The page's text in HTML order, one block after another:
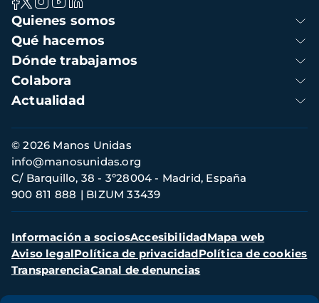
Navegación
principal
Quienes somos
Qué hacemos
Dónde trabajamos
Colabora
Actualidad
Información
de
contacto
© 2026 Manos Unidas
C/ Barquillo, 38 - 3º28004 - Madrid, España
900 811 888
BIZUM 33439
info@manosunidas.org
Menú
secundario
Información a sociosAccesibilidadMapa web
Aviso legalPolítica de privacidadPolítica de cookies
TransparenciaCanal de denuncias